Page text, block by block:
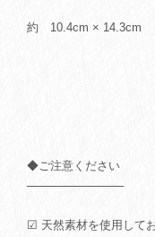
約 10.4cm × 14.3cm
◆ご注意ください
────────────
☑ 天然素材を使用して